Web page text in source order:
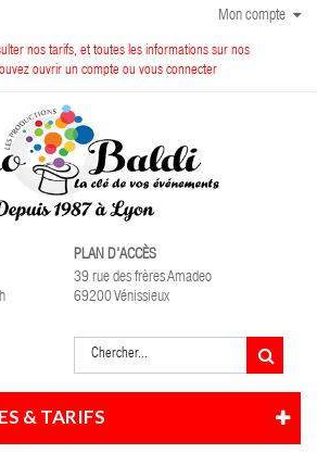
Mon compte
nos tarifs, et toutes les informations sur nos
ouvrir un compte ou vous connecter
PLAN D'ACCÈS
39 rue des frères Amadeo
69200 Vénissieux
& TARIFS